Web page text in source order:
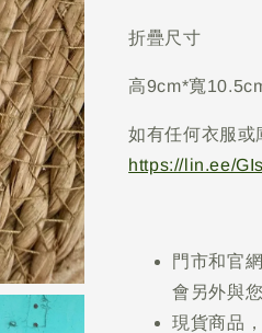
折疊尺寸
高9cm*寬
如有任何衣服
https://lin.ee/
門市和官
會另外與
現貨商品